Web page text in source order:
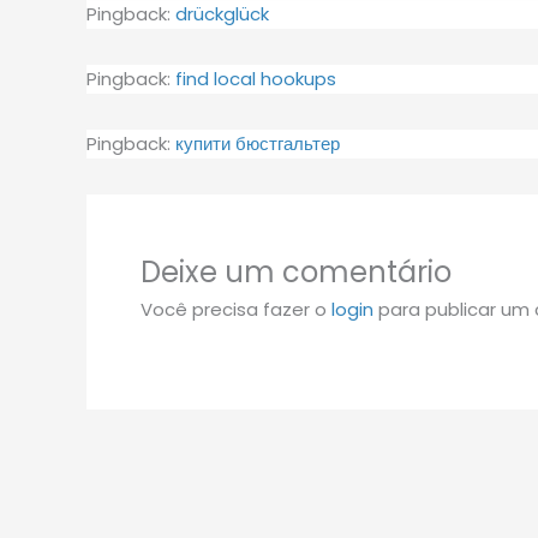
Pingback: drückglück
Pingback: find local hookups
Pingback: купити бюстгальтер
Deixe um comentário
Você precisa fazer o login para publicar um